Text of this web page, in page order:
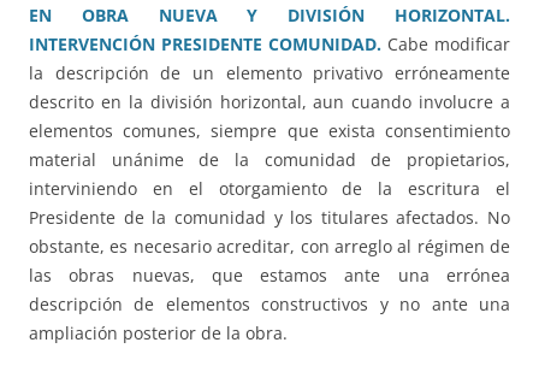
EN OBRA NUEVA Y DIVISIÓN HORIZONTAL.
INTERVENCIÓN PRESIDENTE COMUNIDAD. Cabe modificar
la descripción de un elemento privativo erróneamente
descrito en la división horizontal, aun cuando involucre a
elementos comunes, siempre que exista consentimiento
material unánime de la comunidad de propietarios,
interviniendo en el otorgamiento de la escritura el
Presidente de la comunidad y los titulares afectados. No
obstante, es necesario acreditar, con arreglo al régimen de
las obras nuevas, que estamos ante una errónea
descripción de elementos constructivos y no ante una
ampliación posterior de la obra.